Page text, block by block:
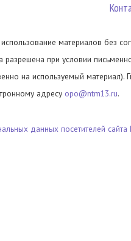
материалов без
при условии
на используемый материал).
адресу opo@ntm13.ru.
данных посетителей